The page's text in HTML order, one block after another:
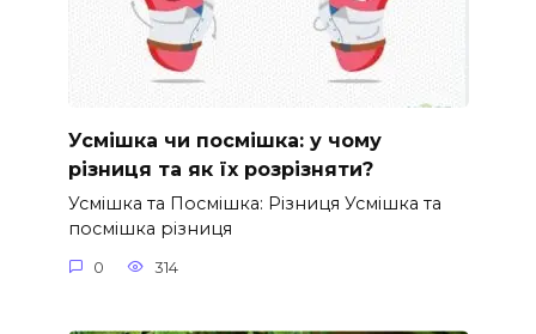
Усмішка чи посмішка: у чому
різниця та як їх розрізняти?
Усмішка та Посмішка: Різниця Усмішка та
посмішка різниця
0 314